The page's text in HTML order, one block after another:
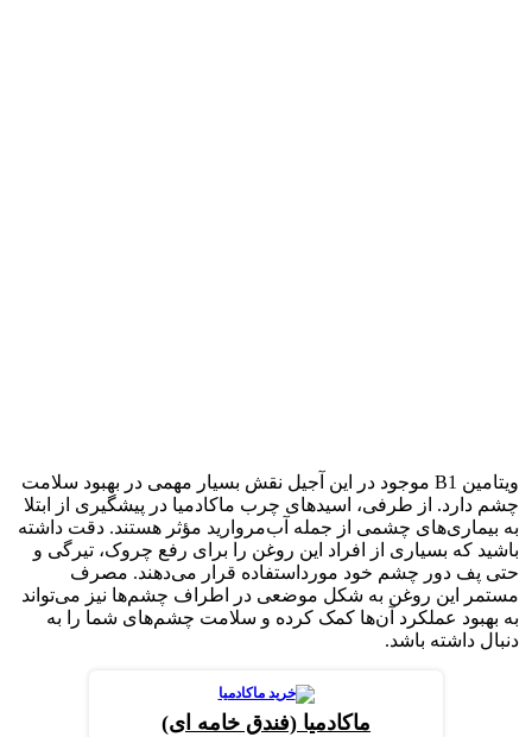
ویتامین B1 موجود در این آجیل نقش بسیار مهمی در بهبود سلامت
چشم دارد. از طرفی، اسیدهای چرب ماکادمیا در پیشگیری از ابتلا
به بیماری‌های چشمی از جمله آب‌مروارید مؤثر هستند. دقت داشته
باشید که بسیاری از افراد این روغن را برای رفع چروک، تیرگی و
حتی پف دور چشم خود مورداستفاده قرار می‌دهند. مصرف
مستمر این روغن به شکل موضعی در اطراف چشم‌ها نیز می‌تواند
به بهبود عملکرد آن‌ها کمک کرده و سلامت چشم‌های شما را به
دنبال داشته باشد.
ماکادمیا (فندق خامه ای)